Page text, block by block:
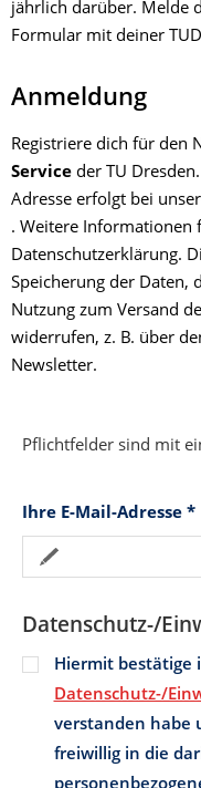
jährlich darüber. Melde
Formular mit deiner
Anmeldung
Registriere dich für den
Service der TU
Adresse erfolgt bei
. Weitere Informationen
Datenschutzerklärung.
Speicherung der Daten,
Nutzung zum Versand
widerrufen, z. B. über
Newsletter.